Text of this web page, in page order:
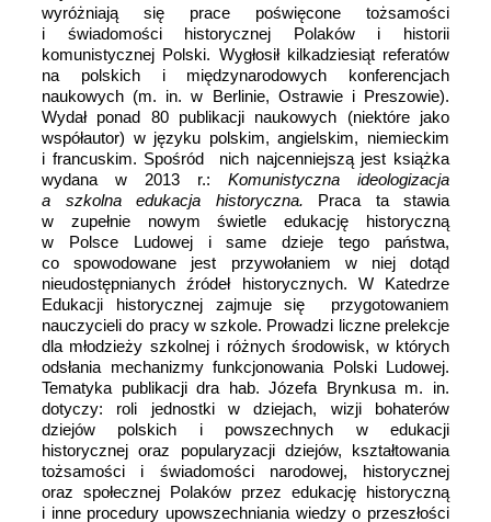
wyróżniają się prace poświęcone tożsamości
i świadomości historycznej Polaków i historii
komunistycznej Polski. Wygłosił kilkadziesiąt referatów
na polskich i międzynarodowych konferencjach
naukowych (m. in. w Berlinie, Ostrawie i Preszowie).
Wydał ponad 80 publikacji naukowych (niektóre jako
współautor) w języku polskim, angielskim, niemieckim
i francuskim. Spośród nich najcenniejszą jest książka
wydana w 2013 r.: Komunistyczna ideologizacja
a szkolna edukacja historyczna. Praca ta stawia
w zupełnie nowym świetle edukację historyczną
w Polsce Ludowej i same dzieje tego państwa,
co spowodowane jest przywołaniem w niej dotąd
nieudostępnianych źródeł historycznych. W Katedrze
Edukacji historycznej zajmuje się przygotowaniem
nauczycieli do pracy w szkole. Prowadzi liczne prelekcje
dla młodzieży szkolnej i różnych środowisk, w których
odsłania mechanizmy funkcjonowania Polski Ludowej.
Tematyka publikacji dra hab. Józefa Brynkusa m. in.
dotyczy: roli jednostki w dziejach, wizji bohaterów
dziejów polskich i powszechnych w edukacji
historycznej oraz popularyzacji dziejów, kształtowania
tożsamości i świadomości narodowej, historycznej
oraz społecznej Polaków przez edukację historyczną
i inne procedury upowszechniania wiedzy o przeszłości